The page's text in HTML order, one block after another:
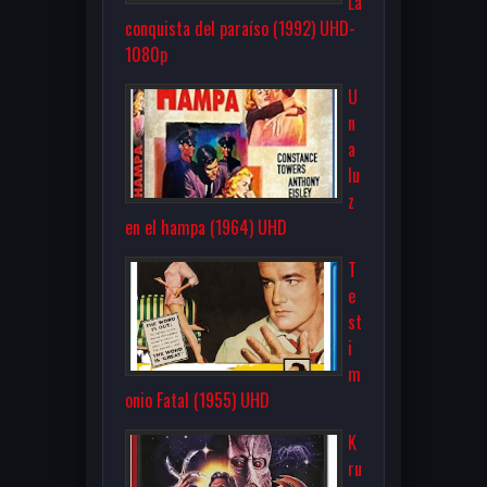
conquista del paraíso (1992) UHD-
1080p
U
n
a
lu
z
en el hampa (1964) UHD
T
e
st
i
m
onio Fatal (1955) UHD
K
ru